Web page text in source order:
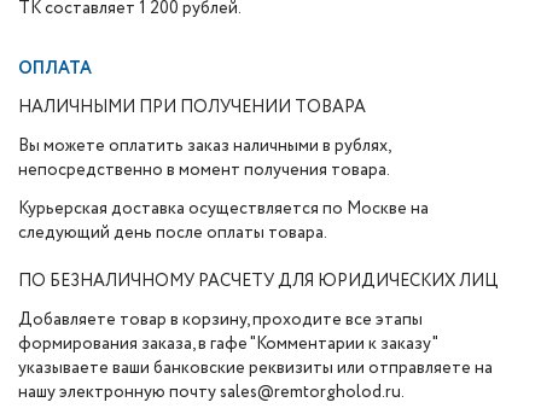
ТК составляет 1 200 рублей.
ОПЛАТА
НАЛИЧНЫМИ ПРИ ПОЛУЧЕНИИ ТОВАРА
Вы можете оплатить заказ наличными в рублях,
непосредственно в момент получения товара.
Курьерская доставка осуществляется по Москве на
следующий день после оплаты товара.
ПО БЕЗНАЛИЧНОМУ РАСЧЕТУ ДЛЯ ЮРИДИЧЕСКИХ ЛИЦ
Добавляете товар в корзину, проходите все этапы
формирования заказа, в гафе "Комментарии к заказу"
указываете ваши банковские реквизиты или отправляете на
нашу электронную почту sales@remtorgholod.ru.